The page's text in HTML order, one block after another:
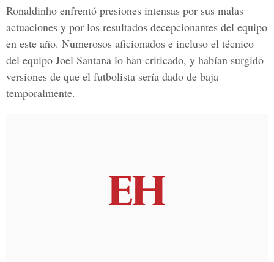
Ronaldinho enfrentó presiones intensas por sus malas
actuaciones y por los resultados decepcionantes del equipo
en este año. Numerosos aficionados e incluso el técnico
del equipo Joel Santana lo han criticado, y habían surgido
versiones de que el futbolista sería dado de baja
temporalmente.